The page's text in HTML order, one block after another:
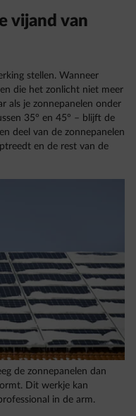
vijand van
stellen. Wanneer
die het zonlicht niet meer
als je zonnepanelen onder
35° en 45° – blijft de
deel van de zonnepanelen
en de rest van de
de zonnepanelen dan
Dit werkje kan
in de arm.